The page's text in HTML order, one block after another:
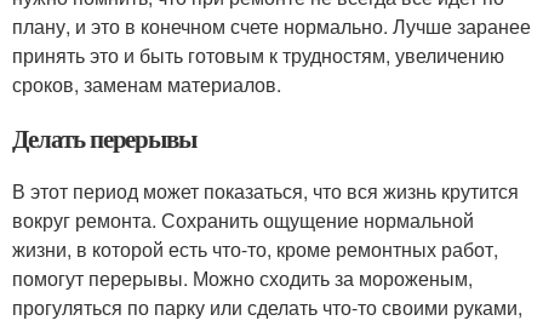
плану, и это в конечном счете нормально. Лучше заранее
принять это и быть готовым к трудностям, увеличению
сроков, заменам материалов.
Делать перерывы
В этот период может показаться, что вся жизнь крутится
вокруг ремонта. Сохранить ощущение нормальной
жизни, в которой есть что-то, кроме ремонтных работ,
помогут перерывы. Можно сходить за мороженым,
прогуляться по парку или сделать что-то своими руками,